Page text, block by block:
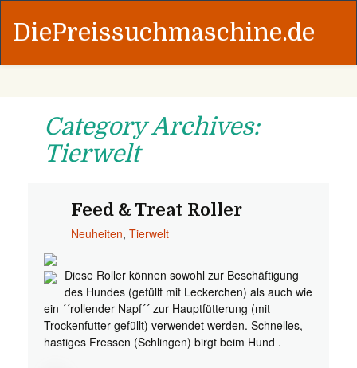
DiePreissuchmaschine.de
Category Archives:
Tierwelt
Feed & Treat Roller
Neuheiten, Tierwelt
Diese Roller können sowohl zur Beschäftigung
des Hundes (gefüllt mit Leckerchen) als auch wie
ein ´´rollender Napf´´ zur Hauptfütterung (mit
Trockenfutter gefüllt) verwendet werden. Schnelles,
hastiges Fressen (Schlingen) birgt beim Hund .